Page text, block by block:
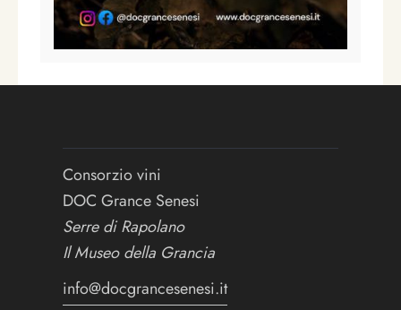
Consorzio vini
DOC Grance Senesi
Serre di Rapolano
Il Museo della Grancia
info@docgrancesenesi.it